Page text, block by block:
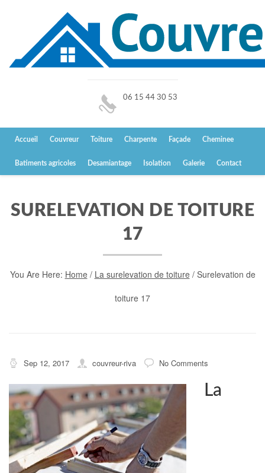
06 15 44 30 53
Accueil Couvreur Toiture Charpente Façade Cheminee
Batiments agricoles Desamiantage Isolation Galerie Contact
SURELEVATION DE TOITURE
17
You Are Here: Home/ La surelevation de toiture/ Surelevation de
toiture 17
Sep 12, 2017 couvreur-riva No Comments
La